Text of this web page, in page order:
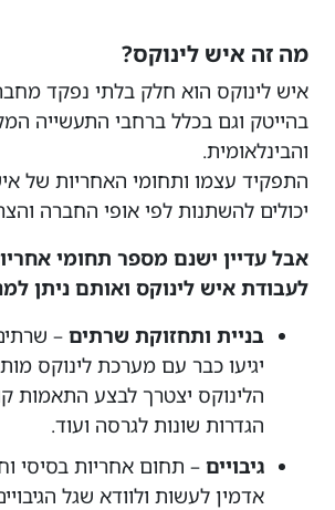
מה זה איש לינוקס?
איש לינוקס הוא חלק בלתי נפקד
בהייטק וגם בכלל ברחבי התעשייה
והבינלאומית.
יכולים להשתנות לפי אופי החברה
אבל עדיין ישנם מספר תחומי
לעבודת איש לינוקס ואותם ניתן
בניית ותחזוקת שרתים –
יגיעו כבר עם מערכת לינוקס
הלינוקס יצטרך לבצע התאמות
הגדרות שונות לגרסה ועוד.
גיבויים – תחום אחריות בסיסי
אדמין לעשות ולוודא שגל